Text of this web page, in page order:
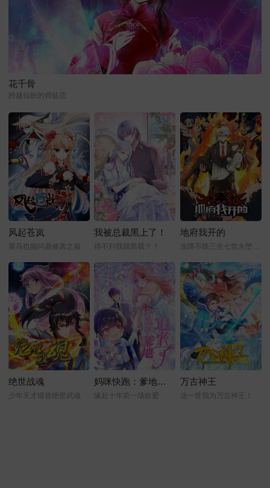
花千骨
跨越仙妖的师徒恋
风起苍岚
菜鸟也能问鼎修真之巅
我被总裁黑上了！
得不到我就黑我？？
地府我开的
绝世战魂
少年天才锻造绝世武魂
妈咪快跑：爹地追来了
缘起十年前一场欢爱
万古神王
这一世我为万古神王！